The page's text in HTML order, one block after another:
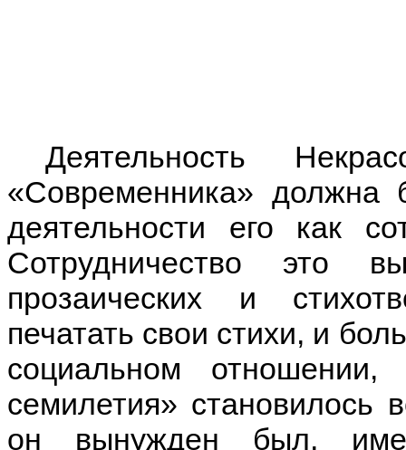
Деятельность
«Современника» должна
деятельности его как
Сотрудничество это
прозаических и
печатать свои стихи, и
социальном
семилетия» становилось
он вынужден был,